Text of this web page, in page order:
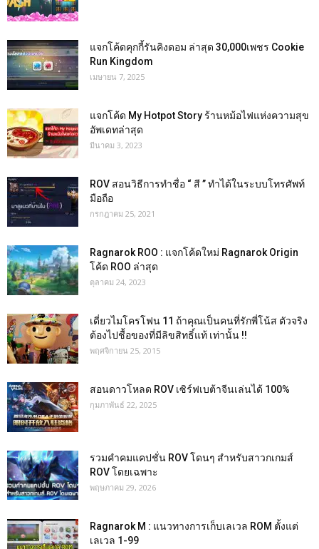
แจกโค้ดคุกกี้รันคิงดอม ล่าสุด 30,000เพชร Cookie
Run Kingdom
เมษายน 7, 2025
แจกโค้ด My Hotpot Story ร้านหม้อไฟแห่งความสุข
อัพเดทล่าสุด
มีนาคม 3, 2023
ROV สอนวิธีการทำชื่อ “ สี ” ทำได้ในระบบโทรศัพท์
มือถือ
กรกฎาคม 25, 2021
Ragnarok ROO : แจกโค้ดใหม่ Ragnarok Origin
โค้ด ROO ล่าสุด
ตุลาคม 24, 2023
เดี่ยวไมโครโฟน 11 ถ้าคุณเป็นคนที่รักพี่โน้ส ตัวจริง
ต้องไปชื้อของที่มีลิขสิทธิ์แท้ เท่านั้น !!
พฤศจิกายน 25, 2015
สอนดาวโหลด ROV เซิร์ฟเบต้าจีนเล่นได้ 100%
กุมภาพันธ์ 22, 2025
รวมคำคมแคปชั่น ROV โดนๆ สำหรับสาวกเกมส์
ROV โดยเฉพาะ
พฤษภาคม 29, 2026
Ragnarok M : แนวทางการเก็บเลเวล ROM ตั้งแต่
เลเวล 1-99